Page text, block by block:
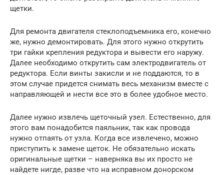
щетки.
Для ремонта двигателя стеклоподъемника его, конечно
же, нужно демонтировать. Для этого нужно открутить
три гайки крепления редуктора и вывести его наружу.
Далее необходимо открутить сам электродвигатель от
редуктора. Если винты закисли и не поддаются, то в
этом случае придется снимать весь механизм вместе с
направляющей и нести все это в более удобное место.
Далее нужно извлечь щеточный узел. Естественно, для
этого вам понадобится паяльник, так как провода
нужно отпаять от узла. Когда все извлечено, можно
приступить к замене щеток. Не обязательно искать
оригинальные щетки – наверняка вы их просто не
найдете нигде, разве что на исправном донорском